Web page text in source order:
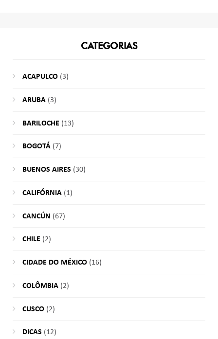
CATEGORIAS
ACAPULCO(3)
ARUBA(3)
BARILOCHE (13)
BOGOTÁ(7)
BUENOS AIRES (30)
CALIFÓRNIA(1)
CANCÚN (67)
CHILE (2)
CIDADE DO MÉXICO(16)
COLÔMBIA(2)
CUSCO(2)
DICAS (12)